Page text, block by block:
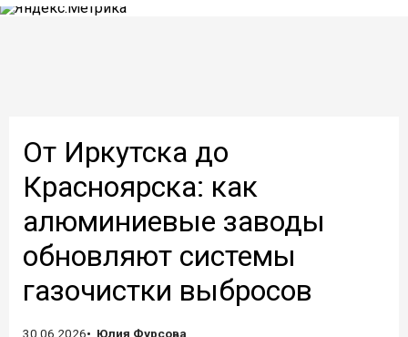
От Иркутска до
Красноярска: как
алюминиевые заводы
обновляют системы
газочистки выбросов
30.06.2026
Юлия Фурсова